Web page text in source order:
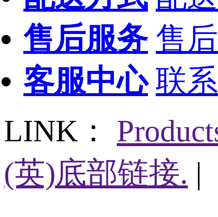
售后服务 售
客服中心 联
LINK：
(英)底部链接. |